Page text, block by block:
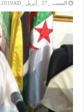
السبت _27 _أبريل _2019AH 27-4-2019AD